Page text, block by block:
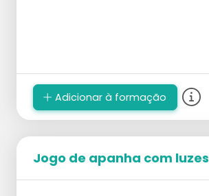
Adicionar à formação
Jogo de apanha com luzes